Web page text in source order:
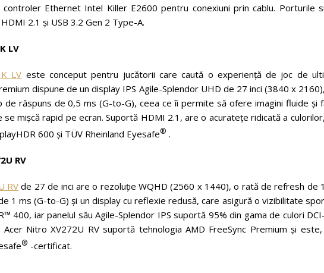
Ethernet Intel Killer E2600 pentru conexiuni prin cablu. Porturile
2.1 și USB 3.2 Gen 2 Type-A.
LV
LV este conceput pentru jucătorii care caută o experiență de joc de
dispune de un display IPS Agile-Splendor UHD de 27 inci (3840 x
răspuns de 0,5 ms (G-to-G), ceea ce îi permite să ofere imagini fluide și
mișcă rapid pe ecran. Suportă HDMI 2.1, are o acuratețe ridicată a
600 și TÜV Rheinland Eyesafe® .
RV
RV de 27 de inci are o rezoluție WQHD (2560 x 1440), o rată de refresh de
1 ms (G-to-G) și un display cu reflexie redusă, care asigură o vizibilitate
400, iar panelul său Agile-Splendor IPS suportă 95% din gama de culori
Nitro XV272U RV suportă tehnologia AMD FreeSync Premium și
® -certificat.